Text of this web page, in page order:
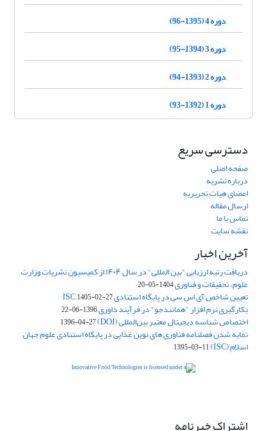
دوره 4 (1395-96)
دوره 3 (1394-95)
دوره 2 (1393-94)
دوره 1 (1392-93)
دسترسی سریع
صفحه اصلی
درباره نشریه
اعضای هیات تحریریه
ارسال مقاله
تماس با ما
نقشه سایت
آخرین اخبار
دریافت رتبه ارزیابی "بین المللی" در سال ۱۴۰۴ از کمیسیون نشریات وزارت
علوم، تحقیقات و فناوری1404-05-20
تعیین شاخص آی اس سی در پایگاه استنادی ISC1405-02-27
بکارگیری نرم افزار "همانندجو" در فرآیند داوری1396-06-22
اختصاص شناسه دیجیتال معتبر بین‌المللی (DOI) 1396-04-27
نمایه شدن فصلنامه فناوری های نوین غذایی در پایگاه استنادی علوم جهان
اسلام (ISC) 1395-03-11
اشتراک خبرنامه